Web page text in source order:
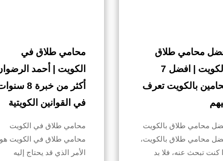
محامي طلاق
بالكويت | افضل 7
بالكويت تعرف
محامي طلاق بالكويت
محامي طلاق بالكويت،
كنت تبحث عنه، فلا بد
محامي طلاق في
الكويت | أحمد
أكثر من خبرة 8
في القوانين الكويتية
محامي طلاق في الكويت
محامي طلاق في الكويت هو
الأمر الذي قد يحتاج إليه